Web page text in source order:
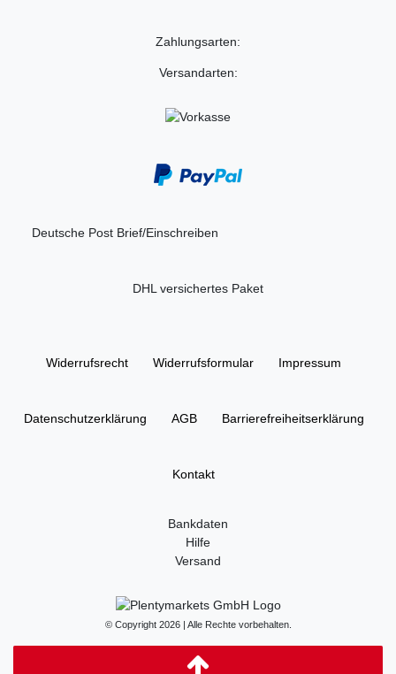
Zahlungsarten:
Versandarten:
Deutsche Post Brief/Einschreiben
DHL versichertes Paket
Widerrufs­recht Widerrufs­formular Impressum
Daten­schutz­erklärung AGB Barrierefreiheitserklärung
Kontakt
Bankdaten
Hilfe
Versand
© Copyright 2026 | Alle Rechte vorbehalten.